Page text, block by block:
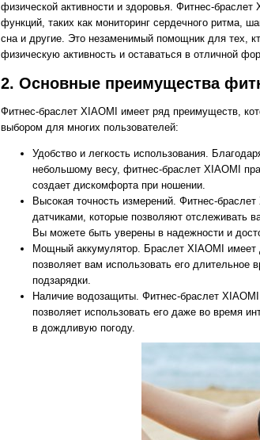
физической активности и здоровья. Фитнес-
функций, таких как мониторинг сердечного ритма,
сна и другие. Это незаменимый помощник для тех,
физическую активность и оставаться в отличной
2. Основные преимущества
Фитнес-браслет XIAOMI имеет ряд преимуществ,
выбором для многих пользователей:
Удобство и легкость использования.
небольшому весу, фитнес-браслет XIAOMI
создает дискомфорта при ношении.
Высокая точность измерений. Фитнес-
датчиками, которые позволяют отслеживать
Вы можете быть уверены в надежности и
Мощный аккумулятор. Браслет XIAOMI имеет
позволяет вам использовать его длительное
подзарядки.
Наличие водозащиты. Фитнес-браслет
позволяет использовать его даже во время
в дождливую погоду.